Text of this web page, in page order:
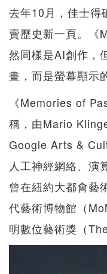
去年10月，佳士得
賣歷史新一頁。
然同樣是AI創作，
畫，而是螢幕顯示
《Memories of
稱，由Mario
Google Arts &
人工神經網絡、演
曾在紐約大都會藝
代藝術博物館（
明數位藝術獎（